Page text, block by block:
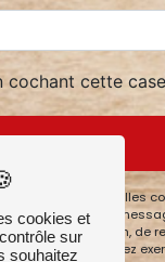
cochant cette
données personnelles
répondre à votre
d’opposition, de
Vous pouvez
cookies et
sur
souhaitez